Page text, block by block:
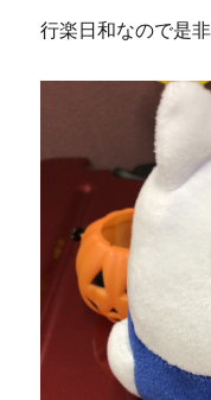
行楽日和なので是